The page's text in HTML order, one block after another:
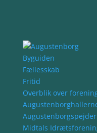
Byguiden
Fællesskab
Fritid
Overblik over
Midtals